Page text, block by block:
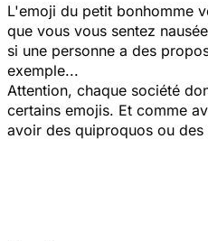
L'emoji du petit bonhomme
que vous vous sentez
si une personne a des
exemple...
Attention, chaque société
certains emojis. Et comme
avoir des quiproquos ou des